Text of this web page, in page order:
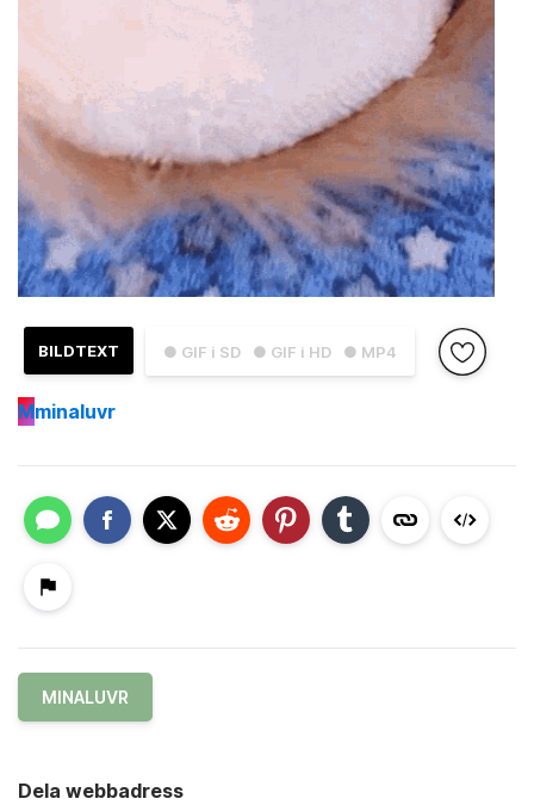
● GIF i SD ● GIF i HD ● MP4
BILDTEXT
Mminaluvr
MINALUVR
Dela webbadress